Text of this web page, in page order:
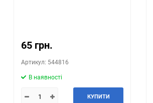
65 грн.
Артикул: 544816
В наявності
КУПИТИ